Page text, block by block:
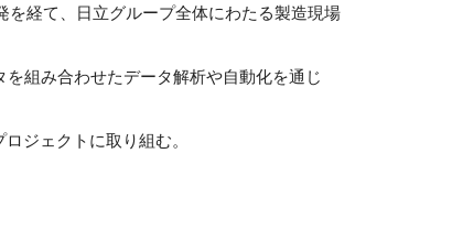
を経て、日立グループ全体にわたる製造現場
組み合わせたデータ解析や自動化を通じ
ジェクトに取り組む。